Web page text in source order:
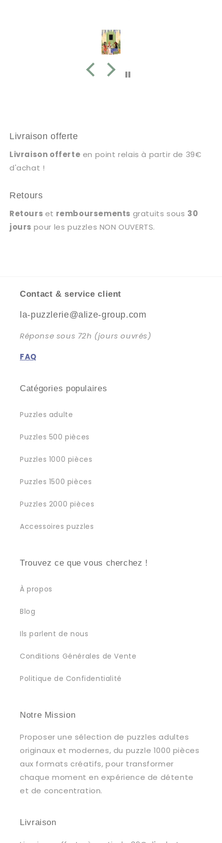
Livraison offerte
Livraison offerte en point relais à partir de 39€
d'achat !
Retours
Retours et remboursements gratuits sous 30
jours pour les puzzles NON OUVERTS.
Contact & service client
la-puzzlerie@alize-group.com
Réponse sous 72h (jours ouvrés)
FAQ
Catégories populaires
Puzzles adulte
Puzzles 500 pièces
Puzzles 1000 pièces
Puzzles 1500 pièces
Puzzles 2000 pièces
Accessoires puzzles
Trouvez ce que vous cherchez !
À propos
Blog
Ils parlent de nous
Conditions Générales de Vente
Politique de Confidentialité
Notre Mission
Proposer une sélection de puzzles adultes
originaux et modernes, du puzzle 1000 pièces
aux formats créatifs, pour transformer
chaque moment en expérience de détente
et de concentration.
Livraison